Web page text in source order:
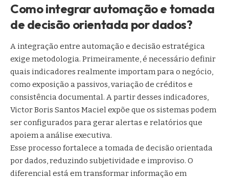
Como integrar automação e tomada
de decisão orientada por dados?
A integração entre automação e decisão estratégica
exige metodologia. Primeiramente, é necessário definir
quais indicadores realmente importam para o negócio,
como exposição a passivos, variação de créditos e
consistência documental. A partir desses indicadores,
Victor Boris Santos Maciel expõe que os sistemas podem
ser configurados para gerar alertas e relatórios que
apoiem a análise executiva.
Esse processo fortalece a tomada de decisão orientada
por dados, reduzindo subjetividade e improviso. O
diferencial está em transformar informação em